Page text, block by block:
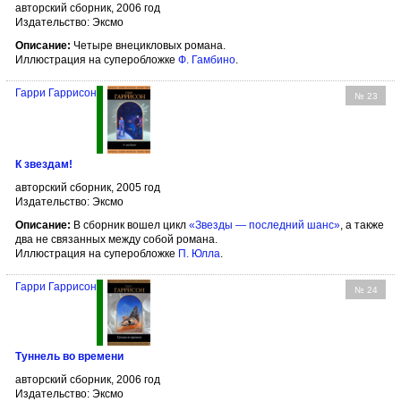
авторский сборник, 2006 год
Издательство: Эксмо
Описание: Четыре внецикловых романа.
Иллюстрация на суперобложке Ф. Гамбино.
№ 23
Гарри Гаррисон
К звездам!
авторский сборник, 2005 год
Издательство: Эксмо
Описание: В сборник вошел цикл «Звезды — последний шанс», а также
два не связанных между собой романа.
Иллюстрация на суперобложке П. Юлла.
№ 24
Гарри Гаррисон
Туннель во времени
авторский сборник, 2006 год
Издательство: Эксмо